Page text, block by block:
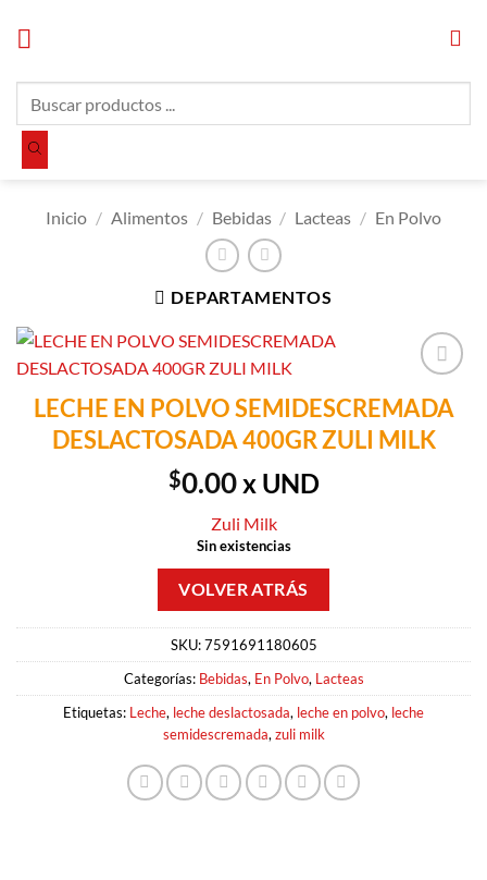
productos
Inicio / Alimentos / Bebidas / Lacteas / En Polvo
DEPARTAMENTOS
Añadir a
Lista de
Compras
LECHE EN POLVO SEMIDESCREMADA
DESLACTOSADA 400GR ZULI MILK
$0.00x UND
Zuli Milk
Sin existencias
SKU:7591691180605
Categorías: Bebidas, En Polvo, Lacteas
Etiquetas: Leche, leche deslactosada, leche en polvo, leche
semidescremada,zuli milk